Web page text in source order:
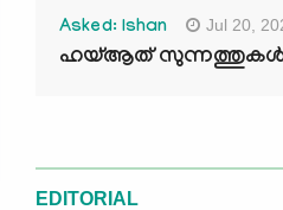
Asked: Ishan Jul 20,
ഹയ്ആത് സുന്നത്തുകൾ
EDITORIAL